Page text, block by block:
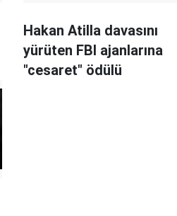
Hakan Atilla davasını
yürüten FBI ajanlarına
"cesaret" ödülü